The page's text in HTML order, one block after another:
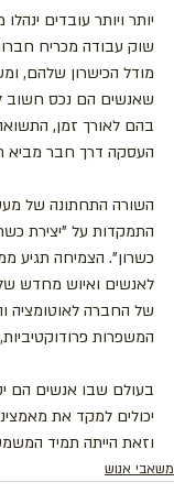
יותר ויותר עובדים
שוק עבודה מכריח
מודל הכישרון שלהם,
שאנשים הם נכס חשוב
בהם לאורך זמן,
העסקה דרך חבר מביא
השורה התחתונה של
התמקדות על "יצירת
כשרון". הצמיחה תגיע
לאנשים ואיוש מחדש
של החברה לאוטומציה
המשפרות
בעולם שבו אנשים הם
יכולים למקד את
וזאת הייתה תמיד
משאבי אנוש